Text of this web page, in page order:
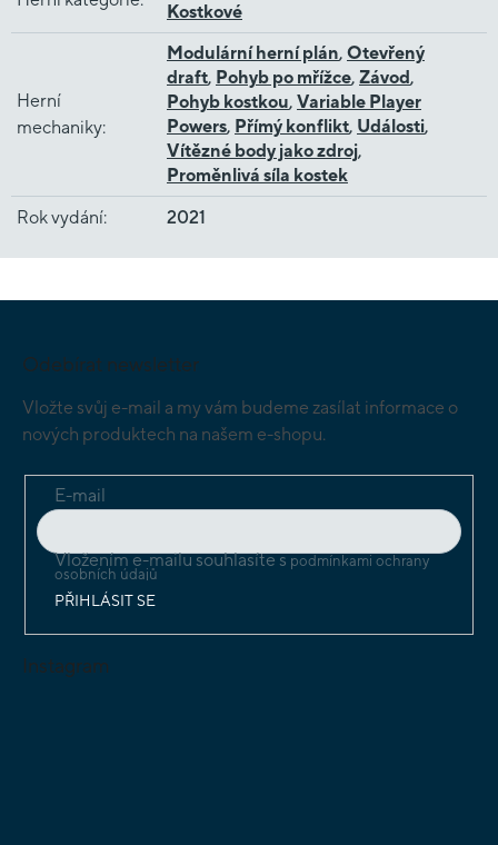
Kostkové
Herní
mechaniky:
Modulární herní plán, Otevřený
draft, Pohyb po mřížce, Závod,
Pohyb kostkou, Variable Player
Powers, Přímý konflikt, Události,
Vítězné body jako zdroj,
Proměnlivá síla kostek
Rok vydání: 2021
Odebírat newsletter
Vložte svůj e-mail a my vám budeme zasílat informace o
nových produktech na našem e-shopu.
E-mail
Vložením e-mailu souhlasíte spodmínkami ochrany
osobních údajů
PŘIHLÁSIT SE
Instagram